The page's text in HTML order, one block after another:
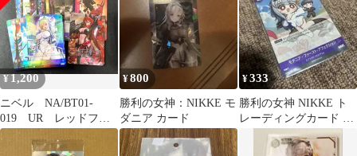
¥1,200
ニベル NA/BT01-
019 UR レッドフー
ド その他おまけ
SR5枚 Lレッドフード
¥800
勝利の女神：NIKKE モ
ダニア カード
¥333
勝利の女神 NIKKE ト
レーディングカード モ
ダニア